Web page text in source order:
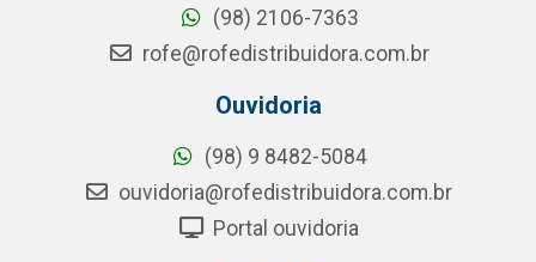
(98) 2106-7363
rofe@rofedistribuidora.com.br
Ouvidoria
(98) 9 8482-5084
ouvidoria@rofedistribuidora.com.br
Portal ouvidoria